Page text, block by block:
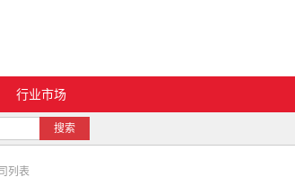
行业市场
搜索
列表